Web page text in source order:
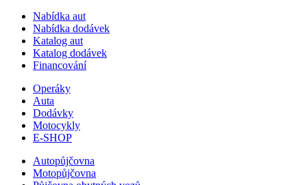
Nabídka aut
Nabídka dodávek
Katalog aut
Katalog dodávek
Financování
Operáky
Auta
Dodávky
Motocykly
E-SHOP
Autopůjčovna
Motopůjčovna